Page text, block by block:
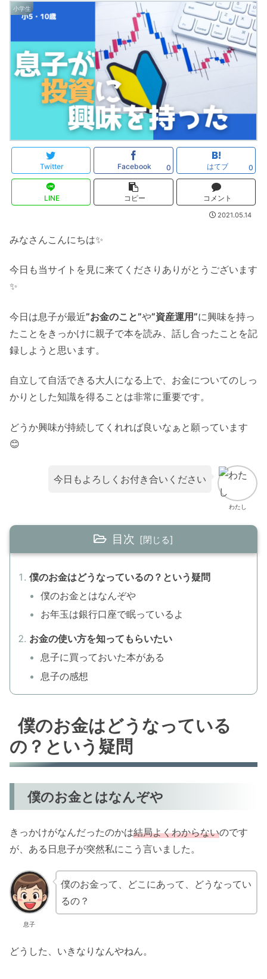
小学生
Twitter Facebook 0 はてブ 0
LINE コピー コメント
2021.05.14
みなさんこんにちは✨
今日も当サイトを見に来てくださりありがとうございます
✨
今日は息子が最近”お金のこと”や”資産運用”に興味を持っ
たことをきっかけに親子で本を読み、話し合ったことを記
録しようと思います。
自立して自活できる大人になる上で、お金についてのしっ
かりとした知識を得ることは非常に重要です。
どうか興味が持続してくれれば良いなぁと願っています
😊
わたし
今日もよろしくお付き合いください
目次
僕のお金はどうなっているの？という疑問
僕のお金とはなんぞや
お年玉は銀行口座で眠っているよ
お金の使い方を知ってもらいたい
息子に買っておいた本がある
息子の感想
僕のお金はどうなっている
の？という疑問
僕のお金とはなんぞや
きっかけがなんだったのかは結局よくわからないのです
が、ある日息子が突然私にこう言いました。
息子
僕のお金って、どこにあって、どうなってい
るの？
どうした、いきなりなんやねん。